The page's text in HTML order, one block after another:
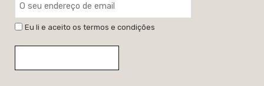
Eu li e aceito os termos e condições